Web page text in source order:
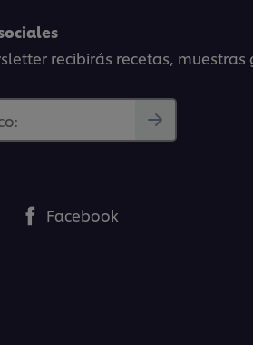
recibirás recetas, muestras
Facebook